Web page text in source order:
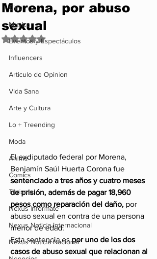
Cine
Musica
Eventos y Espectáculos
Influencers
Articulo de Opinion
Vida Sana
Arte y Cultura
Lo + Treending
Moda
Anime
Comics
Turismo
Nexus Infórmate
Nexus Noticia Internacional
Nexus Noticia Nacional
Morena, por abuso
sexual
Obtuvo NaN de 5 estrellas.
El exdiputado federal por Morena,
Benjamín Saúl Huerta Corona fue
sentenciado a tres años y cuatro meses
de prisión, además de pagar 18,960
pesos como reparación del daño, por
abuso sexual en contra de una persona
menor de edad.
Esta sentencia es por uno de los dos
casos de abuso sexual que relacionan al